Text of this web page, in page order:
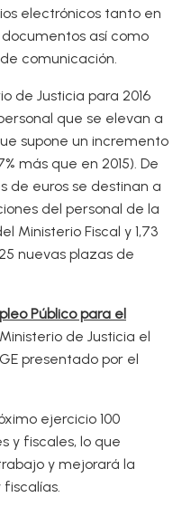
electrónicos tanto en
así como
comunicación.
de Justicia para 2016
que se elevan a
supone un incremento
más que en 2015). De
de euros se destinan a
del personal de la
Ministerio Fiscal y 1,73
nuevas plazas de
Público para el
de Justicia el
presentado por el
ejercicio 100
y fiscales, lo que
y mejorará la